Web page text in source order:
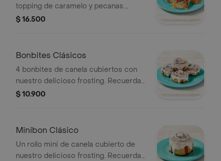
topping de caramelo y pecanas.
Recuerda calentarlos 10s en el
$ 16.500
Bonbites Clásicos
4 bonbites de canela cubiertos con
nuestro delicioso frosting. Recuerda
calentarlos 10s en el microondas.
$ 10.900
Minibon Clásico
Un rollo mini de canela cubierto de
nuestro delicioso frosting. Recuerda